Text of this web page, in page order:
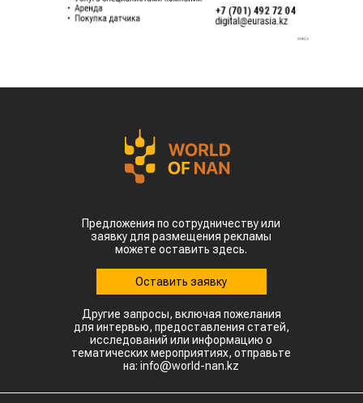
Предложения по сотрудничеству или
заявку для размещения рекламы
можете оставить здесь.
Оставить заявку
Другие запросы, включая пожелания
для интервью, предоставления статей,
исследований или информацию о
тематических мероприятиях, отправьте
на: info@world-nan.kz